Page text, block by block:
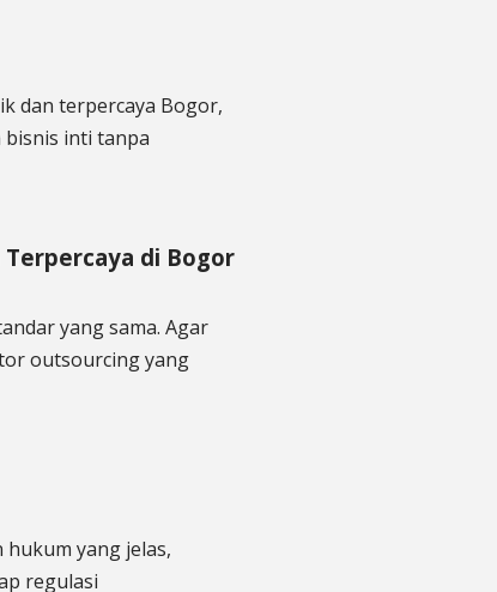
dan terpercaya Bogor,
inti tanpa
di Bogor
yang sama. Agar
outsourcing yang
yang jelas,
regulasi